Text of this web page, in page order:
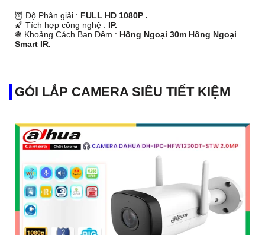
🦉 Độ Phân giải : FULL HD 1080P .
🌠 Tích hợp công nghệ : IP.
❃ Khoảng Cách Ban Đêm : Hồng Ngoại 30m Hồng Ngoại
Smart IR.
GÓI LẮP CAMERA SIÊU TIẾT KIỆM